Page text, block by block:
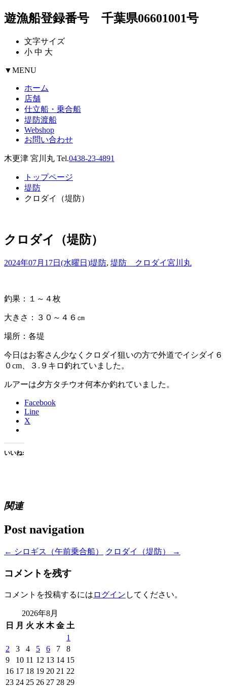
遊漁船登録番号 千葉県06601001号
文字サイズ
小 中 大
▼MENU
ホーム
店舗
仕立船・乗合船
堤防渡船
Webshop
お問い合わせ
木更津 宮川丸 Tel.0438-23-4891
トップページ
堤防
クロダイ（堤防）
クロダイ（堤防）
2024年07月17日(水曜日)堤防, 堤防 クロダイ宮川丸
釣果：１～４枚
大きさ：３０～４６㎝
場所：各堤
今日はお客さん少なくクロダイ狙いの方で外道でイシダイ６
０cm、３.９キロ釣れていました。
ルアーは夕方タチウオ何本か釣れていました。
Facebook
Line
X
いいね:
関連
Post navigation
← シロギス（午前乗合船） クロダイ（堤防） →
コメントを残す
コメントを投稿するには ログイン してください。
2026年8月
日
月 火 水 木 金 土
1
2
3 4 5 6 7
8
9
10 11 12 13 14 15
16 17 18 19 20 21 22
23 24 25 26 27 28 29